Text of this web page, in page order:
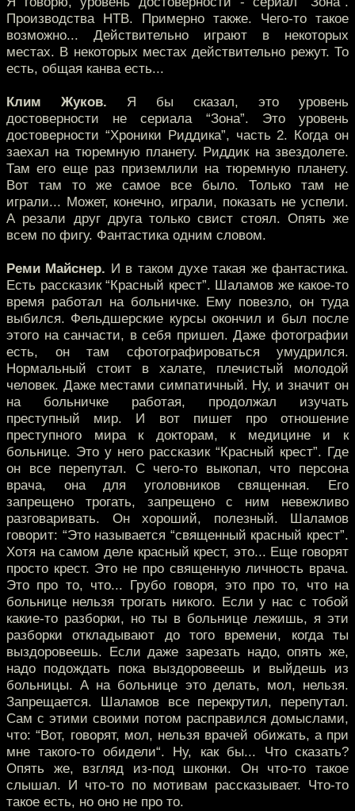
Производства НТВ. Примерно также. Чего-то такое
возможно... Действительно играют в некоторых
местах. В некоторых местах действительно режут. То
есть, общая канва есть...
Клим Жуков. Я бы сказал, это уровень
достоверности не сериала “Зона”. Это уровень
достоверности “Хроники Риддика”, часть 2. Когда он
заехал на тюремную планету. Риддик на звездолете.
Там его еще раз приземлили на тюремную планету.
Вот там то же самое все было. Только там не
играли... Может, конечно, играли, показать не успели.
А резали друг друга только свист стоял. Опять же
всем по фигу. Фантастика одним словом.
Реми Майснер. И в таком духе такая же фантастика.
Есть рассказик “Красный крест”. Шаламов же какое-то
время работал на больничке. Ему повезло, он туда
выбился. Фельдшерские курсы окончил и был после
этого на санчасти, в себя пришел. Даже фотографии
есть, он там сфотографироваться умудрился.
Нормальный стоит в халате, плечистый молодой
человек. Даже местами симпатичный. Ну, и значит он
на больничке работая, продолжал изучать
преступный мир. И вот пишет про отношение
преступного мира к докторам, к медицине и к
больнице. Это у него рассказик “Красный крест”. Где
он все перепутал. С чего-то выкопал, что персона
врача, она для уголовников священная. Его
запрещено трогать, запрещено с ним невежливо
разговаривать. Он хороший, полезный. Шаламов
говорит: “Это называется “священный красный крест”.
Хотя на самом деле красный крест, это... Еще говорят
просто крест. Это не про священную личность врача.
Это про то, что... Грубо говоря, это про то, что на
больнице нельзя трогать никого. Если у нас с тобой
какие-то разборки, но ты в больнице лежишь, я эти
разборки откладывают до того времени, когда ты
выздоровеешь. Если даже зарезать надо, опять же,
надо подождать пока выздоровеешь и выйдешь из
больницы. А на больнице это делать, мол, нельзя.
Запрещается. Шаламов все перекрутил, перепутал.
Сам с этими своими потом расправился домыслами,
что: “Вот, говорят, мол, нельзя врачей обижать, а при
мне такого-то обидели“. Ну, как бы... Что сказать?
Опять же, взгляд из-под шконки. Он что-то такое
слышал. И что-то по мотивам рассказывает. Что-то
такое есть, но оно не про то.